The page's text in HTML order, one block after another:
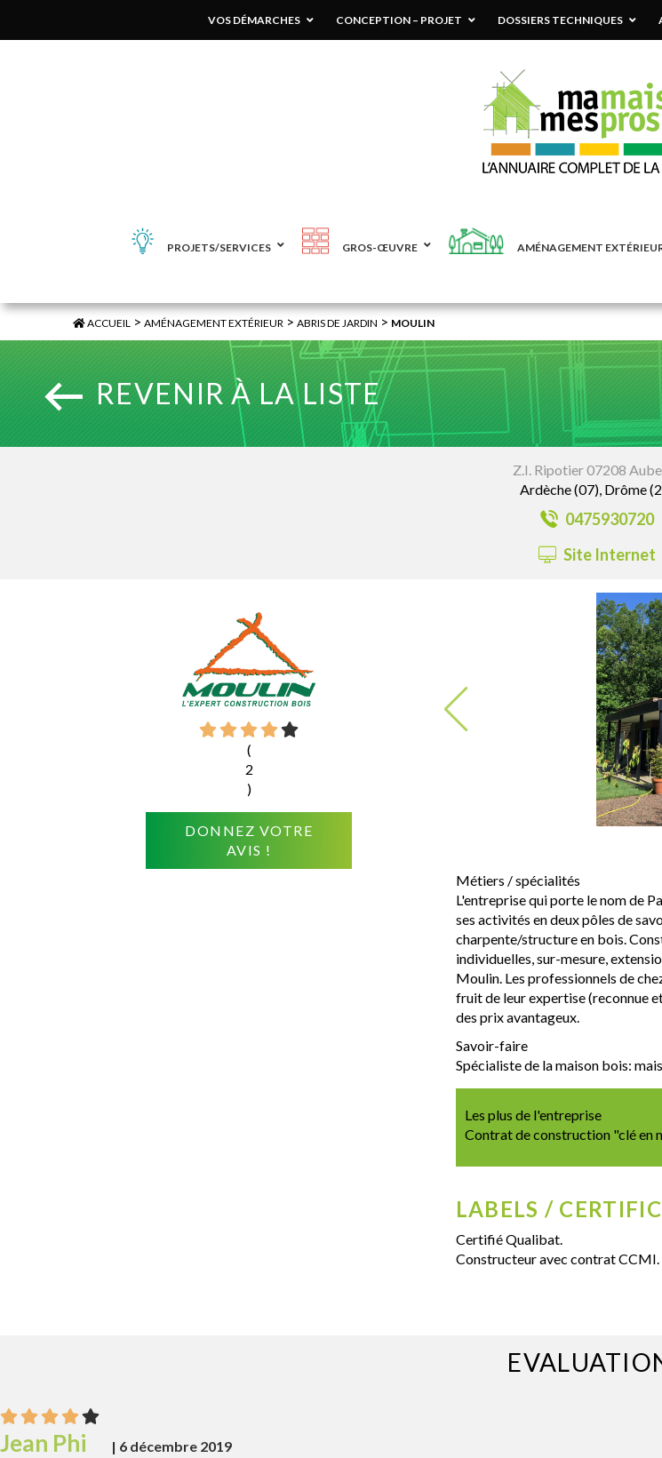
VOS DÉMARCHES CONCEPTION – PROJET DOSSIERS TECHNIQUES
PROJETS/SERVICES GROS-ŒUVRE AMÉNAGEMENT
ACCUEIL >AMÉNAGEMENT EXTÉRIEUR >ABRIS DE JARDIN > MOULIN
REVENIR À LA LISTE
Z.I. Ripotier 07208
Ardèche (07), Drôme
0475930720
Site Internet
(
2
)
DONNEZ VOTRE
AVIS !
Métiers / spécialités
L'entreprise qui porte le nom de
ses activités en deux pôles de
charpente/structure en bois.
individuelles, sur-mesure,
Moulin. Les professionnels de
fruit de leur expertise (reconnue
des prix avantageux.
Savoir-faire
Spécialiste de la maison bois:
Les plus de l'entreprise
Contrat de construction "clé en
LABELS /
Certifié Qualibat.
Constructeur avec contrat CCMI.
Jean Phi | 6 décembre 2019